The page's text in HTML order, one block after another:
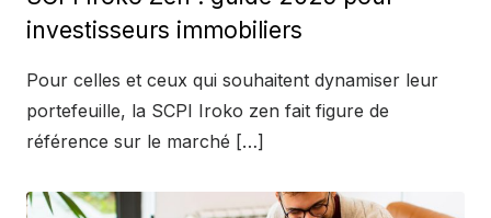
investisseurs immobiliers
Pour celles et ceux qui souhaitent dynamiser leur
portefeuille, la SCPI Iroko zen fait figure de
référence sur le marché […]